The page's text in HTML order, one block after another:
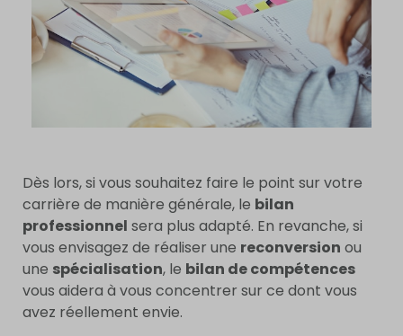
Dès lors, si vous souhaitez faire le point sur votre
carrière de manière générale, le bilan
professionnel sera plus adapté. En revanche, si
vous envisagez de réaliser une reconversion ou
une spécialisation, le bilan de compétences
vous aidera à vous concentrer sur ce dont vous
avez réellement envie.